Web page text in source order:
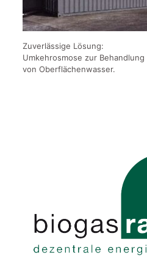
Zuverlässige Lösung:
Umkehrosmose zur Behandlung
von Oberflächenwasser.